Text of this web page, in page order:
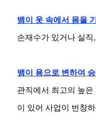
뱀이 옷 속에서 몸을
손재수가 있거나 실
뱀이 용으로 변하여
관직에서 최고의 높
이 있어 사업이 번창